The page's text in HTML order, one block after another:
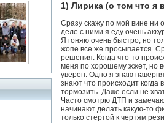
1) Лирика (о том что я
Сразу скажу по мой вине ни
деле с ними я еду очень
Я гоняю очень быстро, но
жопе все же просыпается.
решения. Когда что-то
меня по хорошему жжет, но
уверен. Одно я знаю
знают что происходит когда
тормозить. Даже если не
Часто смотрю ДТП и
начинают делать какую-то
только стертой к чертям